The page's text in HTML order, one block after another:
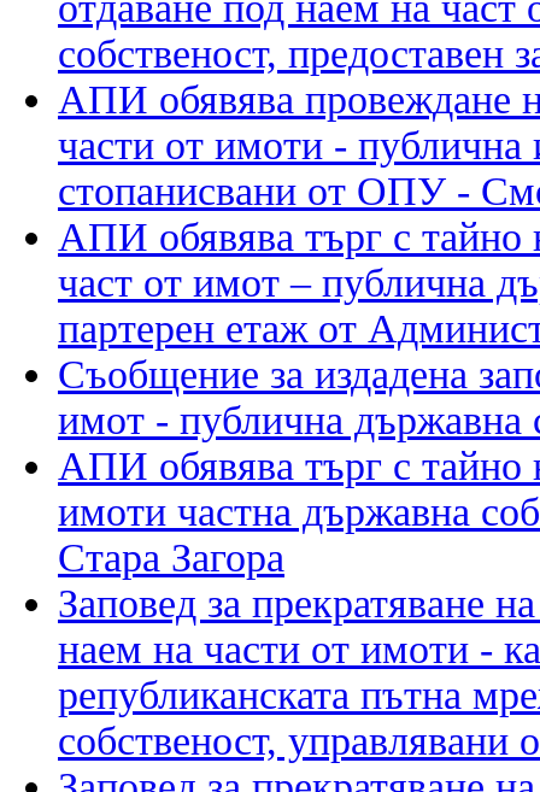
собственост,
АПИ обявява провеждане
части от имоти - публична
стопанисвани от ОПУ -
АПИ обявява търг с тайно
част от имот – публична
партерен етаж от
Съобщение за издадена
имот - публична държавна
АПИ обявява търг с тайно
имоти частна държавна
Стара Загора
Заповед за прекратяване
наем на части от имоти -
републиканската пътна
собственост,